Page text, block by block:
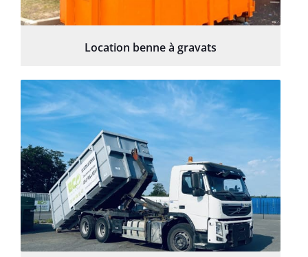
Location benne à gravats